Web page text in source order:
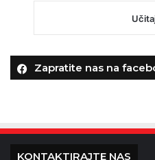
Zapratite nas na
KONTAKTIRAJTE NAS